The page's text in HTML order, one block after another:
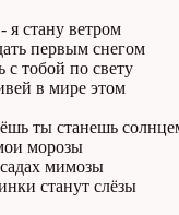
я стану ветром
первым снегом
с тобой по свету
в мире этом
ты станешь
морозы
мимозы
станут слёзы